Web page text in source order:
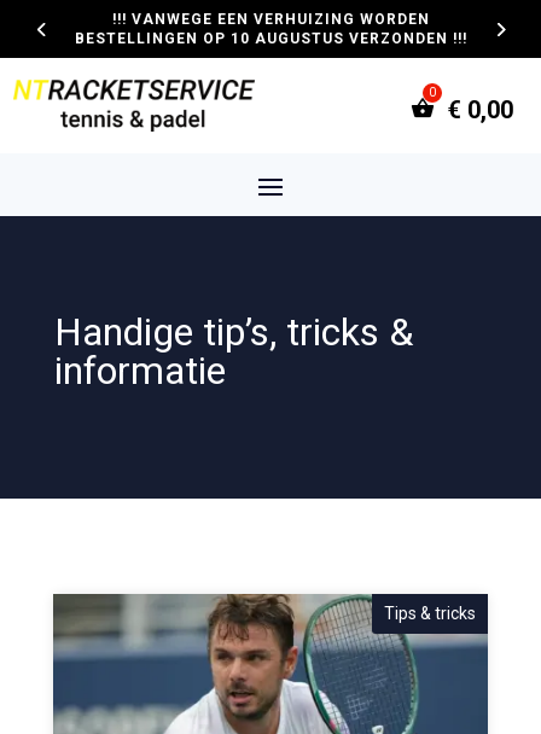
!!! VANWEGE EEN VERHUIZING WORDEN
BESTELLINGEN OP 10 AUGUSTUS VERZONDEN !!!
€ 0,00
Handige tip’s, tricks &
informatie
Tips & tricks